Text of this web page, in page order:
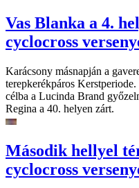
Vas Blanka a 4.
cyclocross
Karácsony másnapján a
terepkerékpáros
célba a Lucinda Brand
Regina a 40. helyen zárt.
Második hellyel
cyclocross